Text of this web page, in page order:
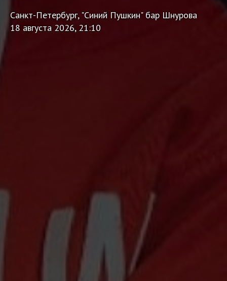
Санкт-Петербург, "Синий Пушкин" бар Шнурова
18 августа 2026, 21:10